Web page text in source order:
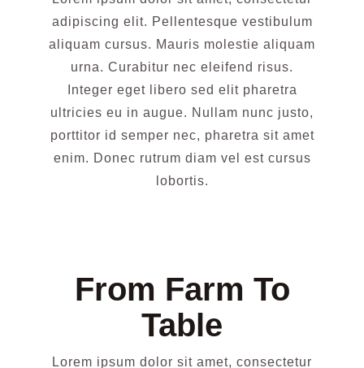
adipiscing elit. Pellentesque vestibulum
aliquam cursus. Mauris molestie aliquam
urna. Curabitur nec eleifend risus.
Integer eget libero sed elit pharetra
ultricies eu in augue. Nullam nunc justo,
porttitor id semper nec, pharetra sit amet
enim. Donec rutrum diam vel est cursus
lobortis.
From Farm To
Table
Lorem ipsum dolor sit amet, consectetur